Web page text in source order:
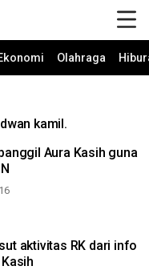
Olahraga
kamil.
Aura Kasih guna
aktivitas RK dari info